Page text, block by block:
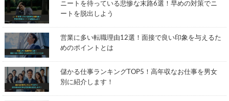
ニートを待っている悲惨な末路6選！早めの対策でニ
ートを脱出しよう
営業に多い転職理由12選！面接で良い印象を与えるた
めのポイントとは
儲かる仕事ランキングTOP5！高年収なお仕事を男女
別に紹介します！